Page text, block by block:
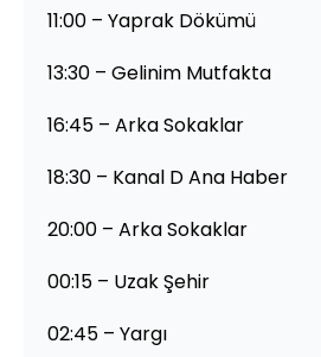
11:00 – Yaprak Dökümü
13:30 – Gelinim Mutfakta
16:45 – Arka Sokaklar
18:30 – Kanal D Ana Haber
20:00 – Arka Sokaklar
00:15 – Uzak Şehir
02:45 – Yargı